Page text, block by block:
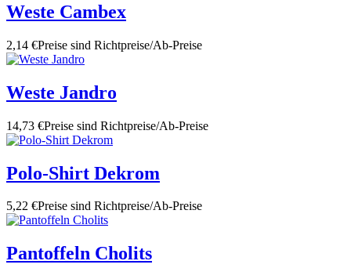
Weste Cambex
2,14 €Preise sind Richtpreise/Ab-Preise
Weste Jandro
14,73 €Preise sind Richtpreise/Ab-Preise
Polo-Shirt Dekrom
5,22 €Preise sind Richtpreise/Ab-Preise
Pantoffeln Cholits